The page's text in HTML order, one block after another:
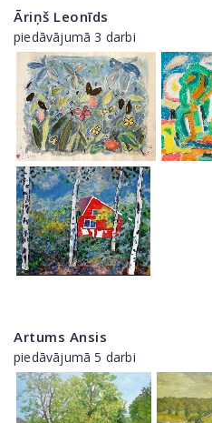
Āriņš Leonīds
piedāvājumā 3 darbi
Artums Ansis
piedāvājumā 5 darbi